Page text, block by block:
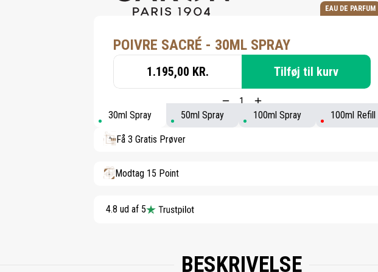
EAU DE PARFUM
POIVRE SACRÉ - 30ML SPRAY
1.195,00 KR. Tilføj til kurv
30ml Spray 50ml Spray 100ml Spray 100ml Refill
Få 3 Gratis Prøver
Modtag 15 Point
4.8 ud af 5
BESKRIVELSE